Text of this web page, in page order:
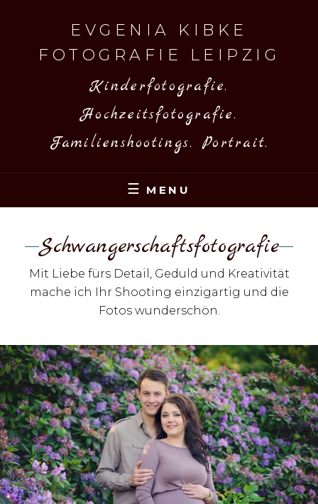
EVGENIA KIBKE
FOTOGRAFIE LEIPZIG
Kinderfotografie.
Hochzeitsfotografie.
Familienshootings. Portrait.
MENU
Schwangerschaftsfotografie
Mit Liebe fürs Detail, Geduld und Kreativität
mache ich Ihr Shooting einzigartig und die
Fotos wunderschön.